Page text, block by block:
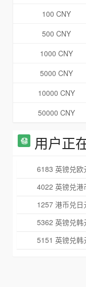
100 CNY
500 CNY
1000 CNY
5000 CNY
10000 CNY
50000 CNY
用户正
6183 英镑兑欧
4022 英镑兑港
1257 港币兑日
5362 英镑兑韩
5151 英镑兑韩